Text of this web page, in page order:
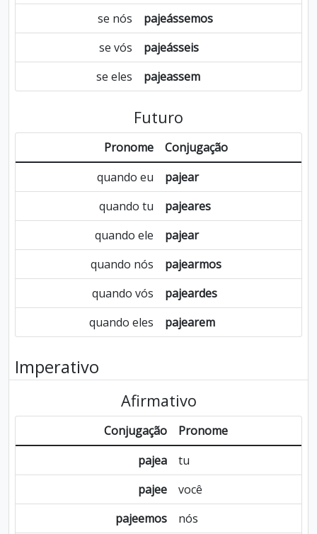
se nós
pajeássemos
se vós
pajeásseis
se eles
pajeassem
Futuro
Pronome
Conjugação
quando eu
pajear
quando tu
pajeares
quando ele
pajear
quando nós
pajearmos
quando vós
pajeardes
quando eles
pajearem
Imperativo
Afirmativo
Conjugação
Pronome
pajea
tu
pajee
você
pajeemos
nós